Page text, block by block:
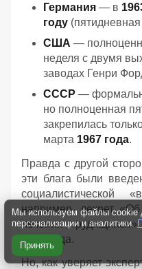
Германия — в
году
США —
неделя с двумя
заводах Генри
СССР —
но полноценная
закрепилась
марта 1967 года.
Правда с другой
эти блага были
социалистической
например, декрет
лечения
1920 года.
Но, как уверяет
Мы используем файлы cookie
персонализации и аналитики.
Принять